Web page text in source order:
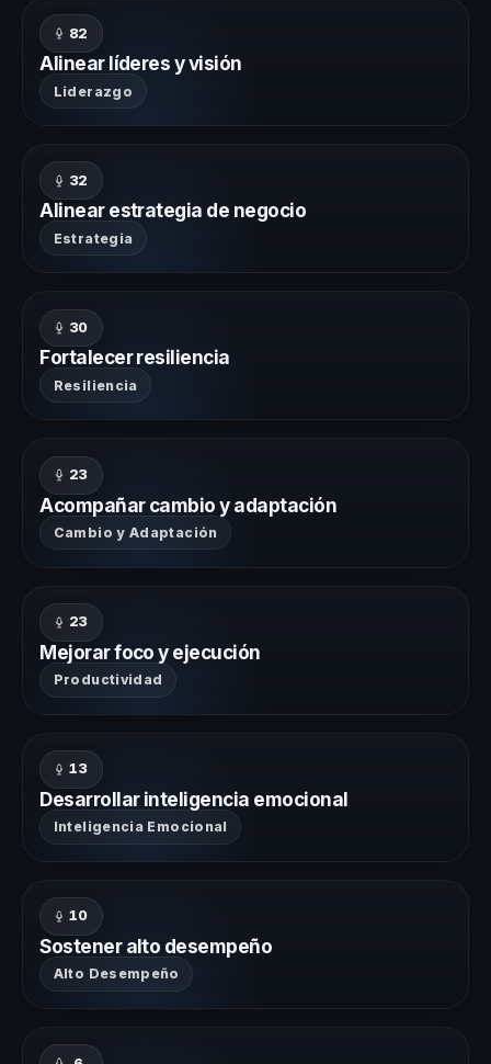
82
Alinear líderes y visión
Liderazgo
32
Alinear estrategia de negocio
Estrategia
30
Fortalecer resiliencia
Resiliencia
23
Acompañar cambio y adaptación
Cambio y Adaptación
23
Mejorar foco y ejecución
Productividad
13
Desarrollar inteligencia emocional
Inteligencia Emocional
10
Sostener alto desempeño
Alto Desempeño